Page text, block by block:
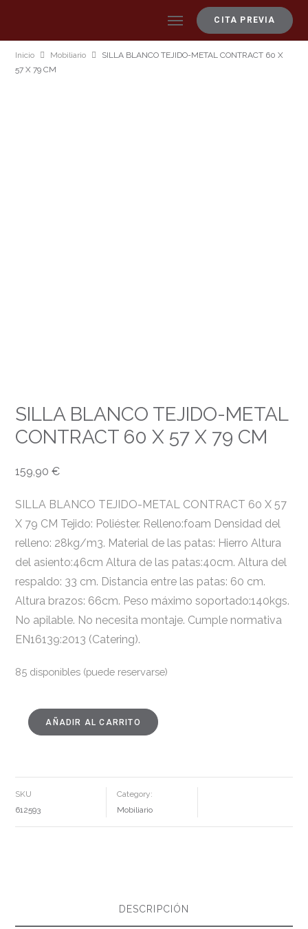
CITA PREVIA
Inicio Mobiliario
SILLA BLANCO TEJIDO-METAL CONTRACT 60 X
57 X 79 CM
SILLA BLANCO TEJIDO-METAL
CONTRACT 60 X 57 X 79 CM
159,90€
SILLA BLANCO TEJIDO-METAL CONTRACT 60 X 57
X 79 CM Tejido: Poliéster. Relleno:foam Densidad del
relleno: 28kg/m3. Material de las patas: Hierro Altura
del asiento:46cm Altura de las patas:40cm. Altura del
respaldo: 33 cm. Distancia entre las patas: 60 cm.
Altura brazos: 66cm. Peso máximo soportado:140kgs.
No apilable. No necesita montaje. Cumple normativa
EN16139:2013 (Catering).
85 disponibles (puede reservarse)
SILLA
BLANCO
X
X
CM
AÑADIR AL CARRITO
SKU
612593
Category:
Mobiliario
DESCRIPCIÓN